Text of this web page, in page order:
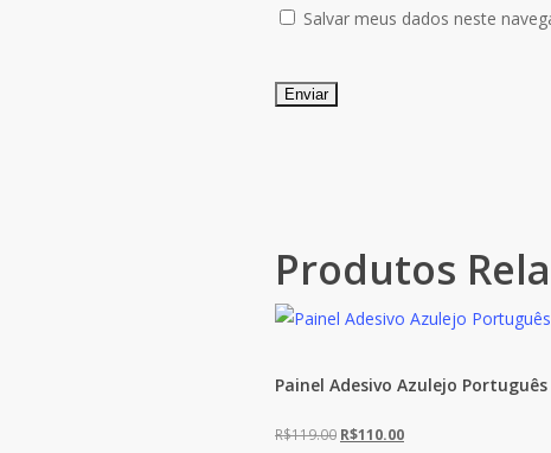
Salvar meus dados neste
Produtos
Painel Adesivo Azulejo
R$119.00 O
R$110.00O